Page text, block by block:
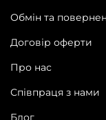
Обмін та
Договір оферти
Про нас
Співпраця з нами
Блог